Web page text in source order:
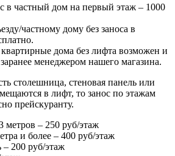
в частный дом на первый этаж – 1000
частному дому без заноса в
дома без лифта возможен и
менеджером нашего магазина.
столешница, стеновая панель или
в лифт, то занос по этажам
прейскуранту.
метров – 250 руб/этаж
и более – 400 руб/этаж
– 200 руб/этаж